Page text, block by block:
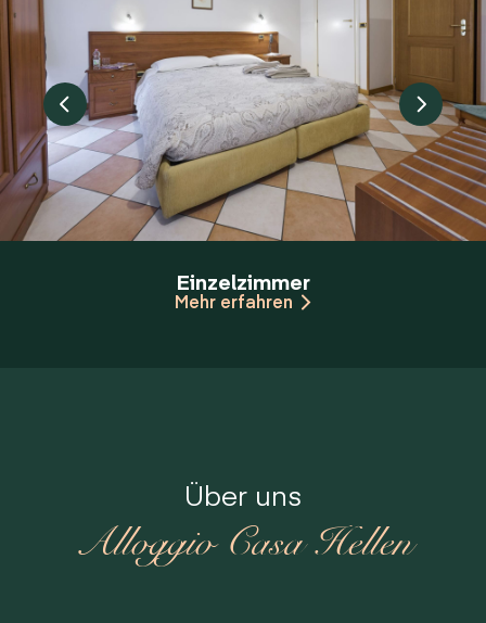
Einzelzimmer
Mehr erfahren
Über uns
Alloggio Casa Hellen